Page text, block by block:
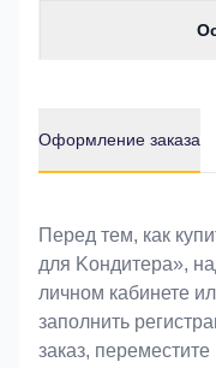
Оформление заказа
Оформление
Перед тем, как
для Koндитeрa»,
личном кабинете
заполнить
заказ,